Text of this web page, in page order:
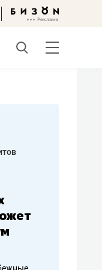
«Мне лучше
не заработать
чем потерять